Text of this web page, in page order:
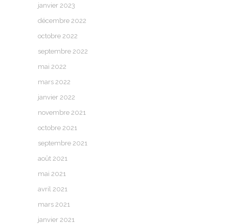
janvier 2023
décembre 2022
octobre 2022
septembre 2022
mai 2022
mars 2022
janvier 2022
novembre 2021
octobre 2021
septembre 2021
août 2021
mai 2021
avril 2021
mars 2021
janvier 2021